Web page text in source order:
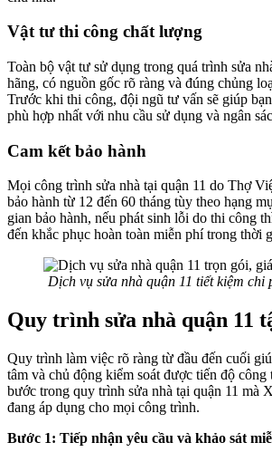
Vật tư thi công chất lượng
Toàn bộ vật tư sử dụng trong quá trình sửa
hãng, có nguồn gốc rõ ràng và đúng chủng
Trước khi thi công, đội ngũ tư vấn sẽ giúp
phù hợp nhất với nhu cầu sử dụng và ngân
Cam kết bảo hành
Mọi công trình sửa nhà tại quận 11 do Thợ
bảo hành từ 12 đến 60 tháng tùy theo hạng
gian bảo hành, nếu phát sinh lỗi do thi công
đến khắc phục hoàn toàn miễn phí trong thời
Dịch vụ sửa nhà quận 11 tiết kiệm chi
Quy trình sửa nhà quận 11
Quy trình làm việc rõ ràng từ đầu đến cuối
tâm và chủ động kiểm soát được tiến độ
bước trong quy trình sửa nhà tại quận 11 mà
đang áp dụng cho mọi công trình.
Bước 1: Tiếp nhận yêu cầu và khảo sát